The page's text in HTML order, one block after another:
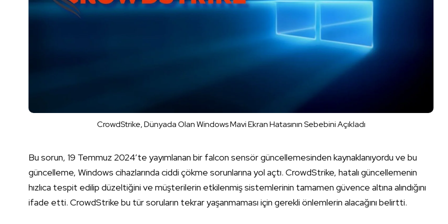
CrowdStrike, Dünyada Olan Windows Mavi Ekran Hatasının Sebebini Açıkladı
Bu sorun, 19 Temmuz 2024’te yayımlanan bir falcon sensör güncellemesinden kaynaklanıyordu ve bu
güncelleme, Windows cihazlarında ciddi çökme sorunlarına yol açtı. CrowdStrike, hatalı güncellemenin
hızlıca tespit edilip düzeltiğini ve müşterilerin etkilenmiş sistemlerinin tamamen güvence altına alındığını
ifade etti. CrowdStrike bu tür soruların tekrar yaşanmaması için gerekli önlemlerin alacağını belirtti.